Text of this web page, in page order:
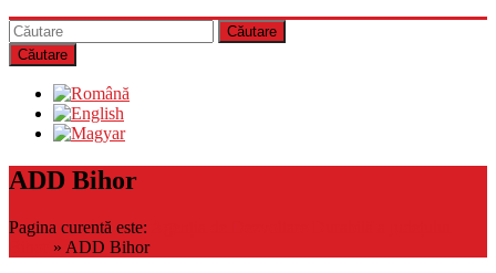
Căutare
ADD Bihor
Pagina curentă este:
» ADD Bihor